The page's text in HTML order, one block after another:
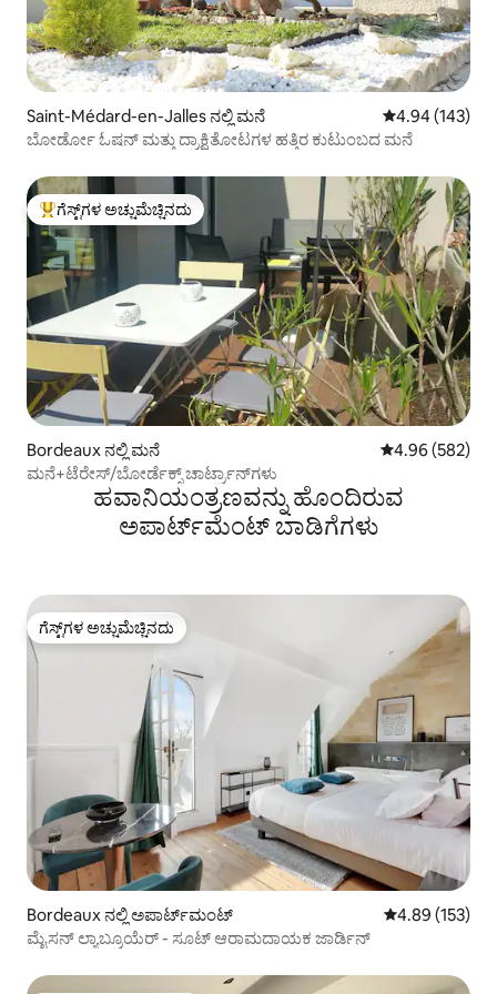
Saint-Médard-en-Jalles ನಲ್ಲಿ ಮನೆ 5 ರಲ್ಲಿ 4.94
4.94 (143)
ಬೋರ್ಡೋ ಓಷನ್ ಮತ್ತು ದ್ರಾಕ್ಷಿತೋಟಗಳ ಹತ್ತಿರ ಕುಟುಂಬದ ಮನೆ
ಗೆಸ್ಟ್‌ಗಳಿಗೆ ಅತಿ ಹೆಚ್ಚು ಅಚ್ಚುಮೆಚ್ಚಿನದು
ಗೆಸ್ಟ್‌ಗಳ ಅಚ್ಚುಮೆಚ್ಚಿನದು
Bordeaux ನಲ್ಲಿ ಮನೆ 5 ರಲ್ಲಿ 4.96
4.96 (582)
ಮನೆ+ಟೆರೇಸ್/ಬೋರ್ಡೆಕ್ಸ್ ಚಾರ್ಟ್ರಾನ್‌ಗಳು
ಹವಾನಿಯಂತ್ರಣವನ್ನು ಹೊಂದಿರುವ
ಅಪಾರ್ಟ್‌ಮೆಂಟ್‌ ಬಾಡಿಗೆಗಳು
ಗೆಸ್ಟ್‌ಗಳ ಅಚ್ಚುಮೆಚ್ಚಿನದು
ಗೆಸ್ಟ್‌ಗಳ ಅಚ್ಚುಮೆಚ್ಚಿನದು
Bordeaux ನಲ್ಲಿ ಅಪಾರ್ಟ್‌ಮಂಟ್ 5 ರಲ್ಲಿ 4.89
4.89 (153)
ಮೈಸನ್ ಲ್ಯಾಬ್ರೂಯೆರ್ - ಸೂಟ್ ಆರಾಮದಾಯಕ ಜಾರ್ಡಿನ್